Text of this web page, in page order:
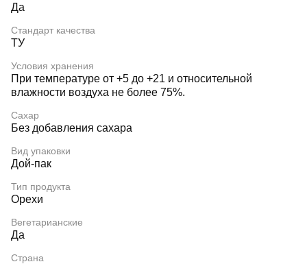
Да
Стандарт качества
ТУ
Условия хранения
При температуре от +5 до +21 и относительной
влажности воздуха не более 75%.
Сахар
Без добавления сахара
Вид упаковки
Дой-пак
Тип продукта
Орехи
Вегетарианские
Да
Страна